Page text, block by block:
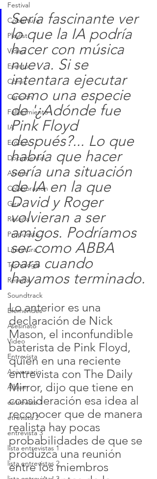
Festival
Cobertura
Playlist
Video
Evento
Cómic
Canción
Fallecimiento
IA
Erótico
Documental
Anime
Colaboración
Gira
Reseña
Propuesta
Literatura
Tecnología
Reseña
Soundtrack
Efemérides
Asesinato
Video
Entrevista
Aniversario
Álbum
entrevista 1
etrevista 2
entrevista 3
lista entrevistas 1
lista entrevistas 2
Sería fascinante ver
lo que la IA podría
hacer con música
nueva. Si se
intentara ejecutar
como una especie
de '¿Adónde fue
Pink Floyd
después?... Lo que
habría que hacer
sería una situación
de IA en la que
David y Roger
volvieran a ser
amigos. Podríamos
ser como ABBA
para cuando
hayamos terminado.
Lo anterior es una
declaración de Nick
Mason, el inconfundible
baterista de Pink Floyd,
quien en una reciente
entrevista con The Daily
Mirror, dijo que tiene en
consideración esa idea al
reconocer que de manera
realista hay pocas
probabilidades de que se
produzca una reunión
entre los miembros